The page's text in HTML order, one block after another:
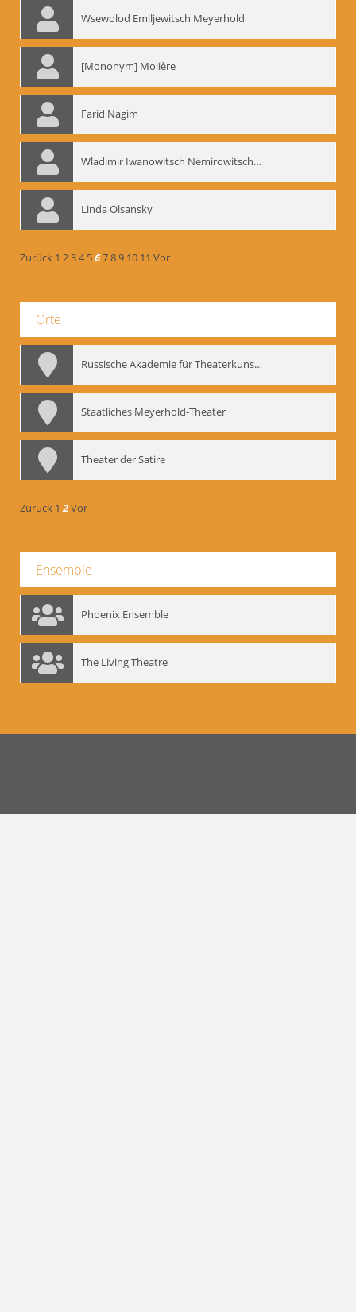
Wsewolod Emiljewitsch Meyerhold
[Mononym] Molière
Farid Nagim
Wladimir Iwanowitsch Nemirowitsch-Dantschenko
Linda Olsansky
Zurück 1 234 56789 10 11 Vor
Orte
Russische Akademie für Theaterkunst – GITIS
Staatliches Meyerhold-Theater
Theater der Satire
Zurück 1 2Vor
Ensemble
Phoenix Ensemble
The Living Theatre